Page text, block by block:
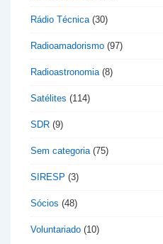
Rádio Técnica(30)
Radioamadorismo (97)
Radioastronomia(8)
Satélites (114)
SDR (9)
Sem categoria(75)
SIRESP (3)
Sócios (48)
Voluntariado (10)